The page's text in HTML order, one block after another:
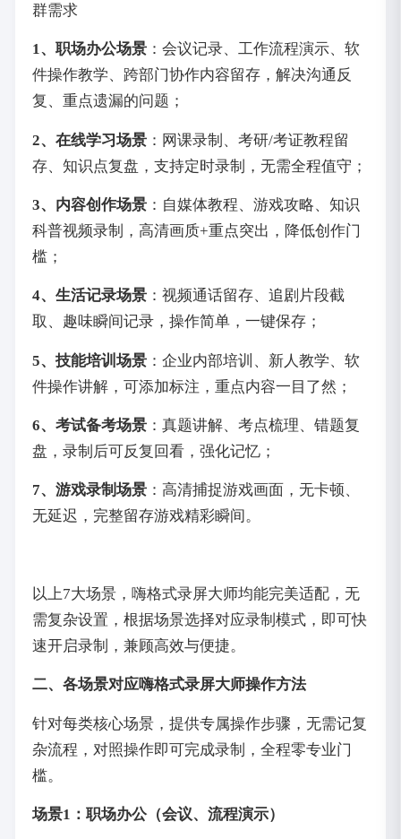
群需求
1、职场办公场景：会议记录、工作流程演示、软
件操作教学、跨部门协作内容留存，解决沟通反
复、重点遗漏的问题；
2、在线学习场景：网课录制、考研/考证教程留
存、知识点复盘，支持定时录制，无需全程值守；
3、内容创作场景：自媒体教程、游戏攻略、知识
科普视频录制，高清画质+重点突出，降低创作门
槛；
4、生活记录场景：视频通话留存、追剧片段截
取、趣味瞬间记录，操作简单，一键保存；
5、技能培训场景：企业内部培训、新人教学、软
件操作讲解，可添加标注，重点内容一目了然；
6、考试备考场景：真题讲解、考点梳理、错题复
盘，录制后可反复回看，强化记忆；
7、游戏录制场景：高清捕捉游戏画面，无卡顿、
无延迟，完整留存游戏精彩瞬间。
以上7大场景，嗨格式录屏大师均能完美适配，无
需复杂设置，根据场景选择对应录制模式，即可快
速开启录制，兼顾高效与便捷。
二、各场景对应嗨格式录屏大师操作方法
针对每类核心场景，提供专属操作步骤，无需记复
杂流程，对照操作即可完成录制，全程零专业门
槛。
场景1：职场办公（会议、流程演示）